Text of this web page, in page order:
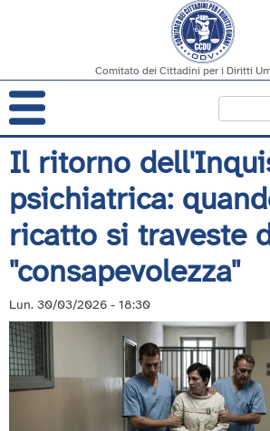
Salta
al
contenuto
principale
Comitato dei Cittadini per i Diritti
Navigazione
principale
Il ritorno
psichiatrica:
ricatto si traveste
"consapevolezza"
Lun. 30/03/2026 - 18:30